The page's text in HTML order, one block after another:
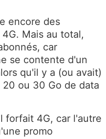
encore des
Mais au total,
car
se contente d'un
qu'il y a (ou avait)
ou 30 Go de data
forfait 4G, car l'autre
promo